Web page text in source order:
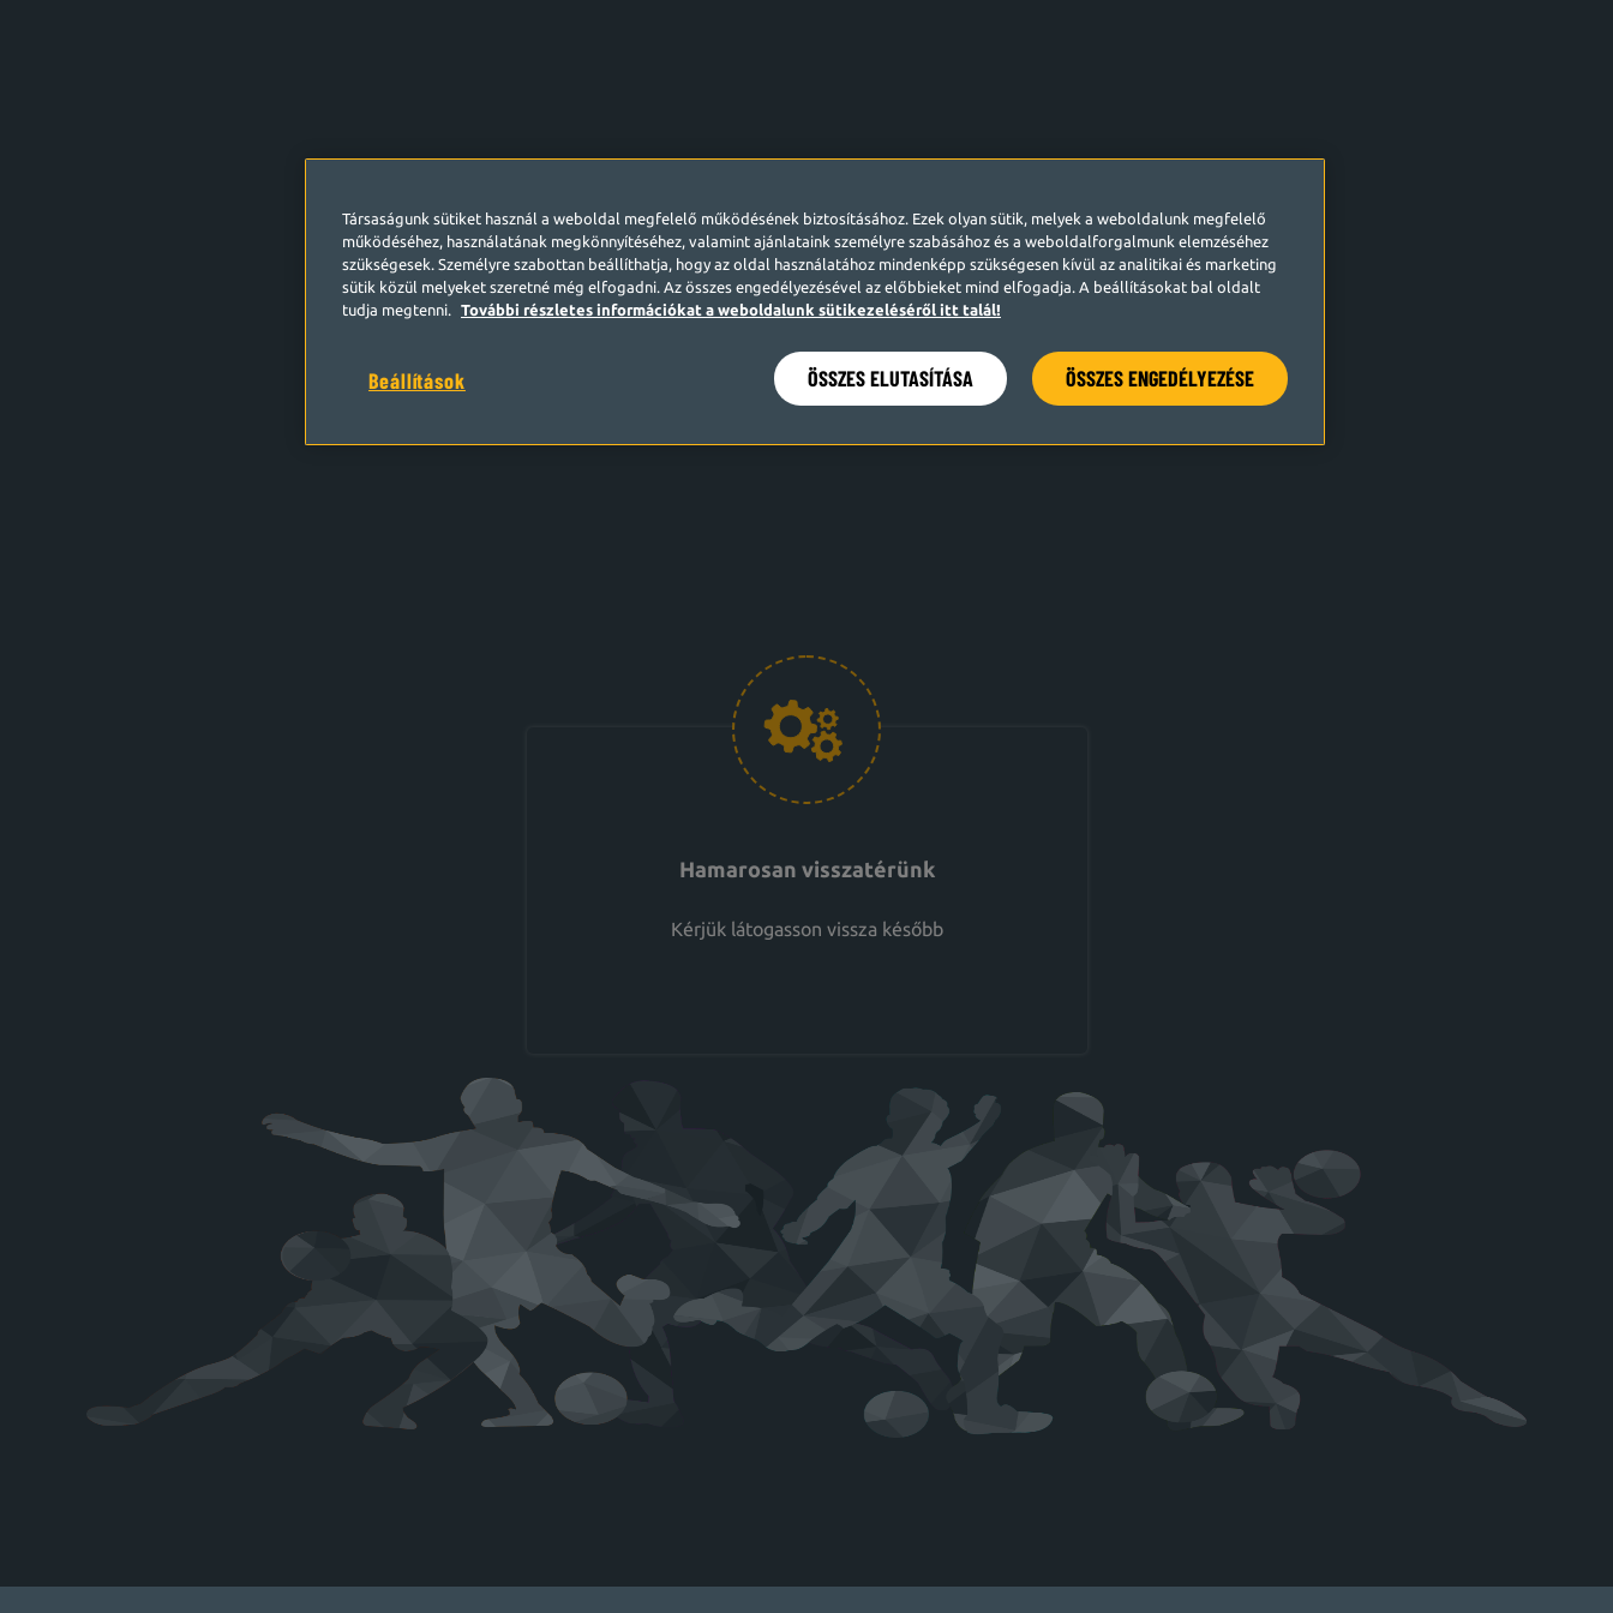
Hamarosan visszatérünk
Kérjük látogasson vissza később
Társaságunk sütiket használ a weboldal megfelelő működésének biztosításához. Ezek olyan sütik, melyek a weboldalunk megfelelő
működéséhez, használatának megkönnyítéséhez, valamint ajánlataink személyre szabásához és a weboldalforgalmunk elemzéséhez
szükségesek. Személyre szabottan beállíthatja, hogy az oldal használatához mindenképp szükségesen kívül az analitikai és marketing
sütik közül melyeket szeretné még elfogadni. Az összes engedélyezésével az előbbieket mind elfogadja. A beállításokat bal oldalt
tudja megtenni.
További részletes információkat a weboldalunk sütikezeléséről itt talál!
Beállítások ÖSSZES ELUTASÍTÁSA ÖSSZES ENGEDÉLYEZÉSE